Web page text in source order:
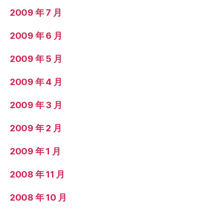
2009 年 7 月
2009 年 6 月
2009 年 5 月
2009 年 4 月
2009 年 3 月
2009 年 2 月
2009 年 1 月
2008 年 11 月
2008 年 10 月